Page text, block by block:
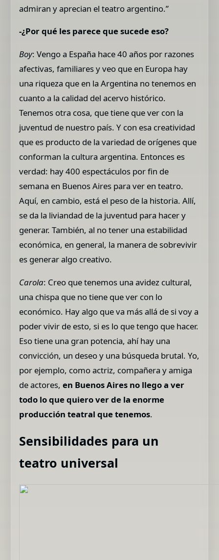
admiran y aprecian el teatro argentino.”
-¿Por qué les parece que sucede eso?
Boy: Vengo a España hace 40 años por razones
afectivas, familiares y veo que en Europa hay
una riqueza que en la Argentina no tenemos en
cuanto a la calidad del acervo histórico.
Tenemos otra cosa, que tiene que ver con la
juventud de nuestro país. Y con esa creatividad
que es producto de la variedad de orígenes que
conforman la cultura argentina. Entonces es
verdad: hay 400 espectáculos por fin de
semana en Buenos Aires para ver en teatro.
Aquí, en cambio, está el peso de la historia. Allí,
se da la liviandad de la juventud para hacer y
generar. También, al no tener una estabilidad
económica, en general, la manera de sobrevivir
es generar algo creativo.
Carola: Creo que tenemos una avidez cultural,
una chispa que no tiene que ver con lo
económico. Hay algo que va más allá de si voy a
poder vivir de esto, si es lo que tengo que hacer.
Eso tiene una gran potencia, ahí hay una
convicción, un deseo y una búsqueda brutal. Yo,
por ejemplo, como actriz, compañera y amiga
de actores,en Buenos Aires no llego a ver
todo lo que quiero ver de la enorme
producción teatral que tenemos.
Sensibilidades para un
teatro universal